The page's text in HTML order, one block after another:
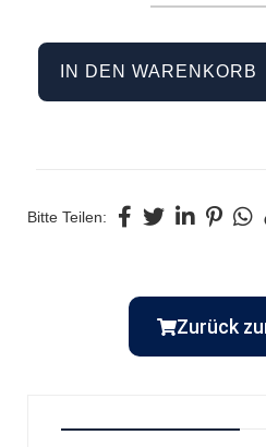
IN DEN WARENKORB
Bitte Teilen:
Zurück